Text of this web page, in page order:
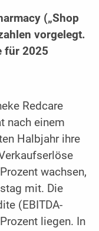
(„Shop
vorgelegt.
für 2025
Redcare
nach einem
Halbjahr ihre
wachsen,
mit. Die
(EBITDA-
liegen. In